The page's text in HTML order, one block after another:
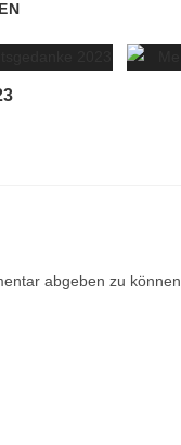
abgeben zu können.